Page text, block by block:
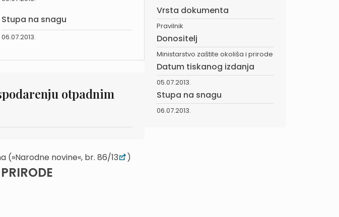
Stupa na snagu
06.07.2013.
otpadnim
(»Narodne novine«, br. 86/13 )
Vrsta dokumenta
Pravilnik
Donositelj
Ministarstvo zaštite okoliša i prirode
Datum tiskanog izdanja
05.07.2013.
Stupa na snagu
06.07.2013.